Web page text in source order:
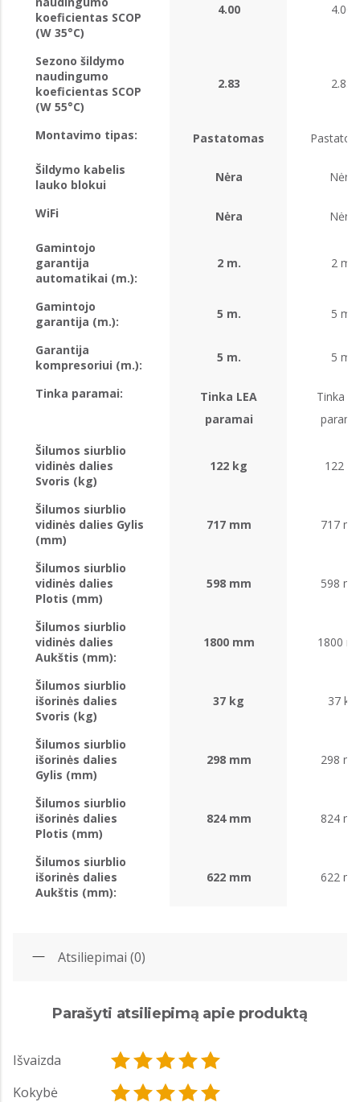
koeficientas SCOP
(W 35°C)
4.00 4.00
Sezono šildymo
naudingumo
koeficientas SCOP
(W 55°C)
2.83 2.83
Montavimo tipas: Pastatomas
Šildymo kabelis
lauko blokui
Nėra Nėra
WiFi Nėra Nėra
Gamintojo
garantija
automatikai (m.):
2 m. 2 m.
Gamintojo
garantija (m.):
5 m. 5 m.
Garantija
kompresoriui (m.):
5 m. 5 m.
Tinka paramai:
Tinka LEA
paramai
Tinka
Šilumos siurblio
vidinės dalies
Svoris (kg)
122 kg 122 kg
Šilumos siurblio
vidinės dalies Gylis
(mm)
717 mm 717
Šilumos siurblio
vidinės dalies
Plotis (mm)
598 mm 598
Šilumos siurblio
vidinės dalies
Aukštis (mm):
1800 mm 1800
Šilumos siurblio
išorinės dalies
Svoris (kg)
37 kg 37 kg
Šilumos siurblio
išorinės dalies
Gylis (mm)
298 mm 298
Šilumos siurblio
išorinės dalies
Plotis (mm)
824 mm 824
Šilumos siurblio
išorinės dalies
Aukštis (mm):
622 mm 622
Atsiliepimai (0)
Parašyti atsiliepimą apie produktą
Išvaizda
Kokybė